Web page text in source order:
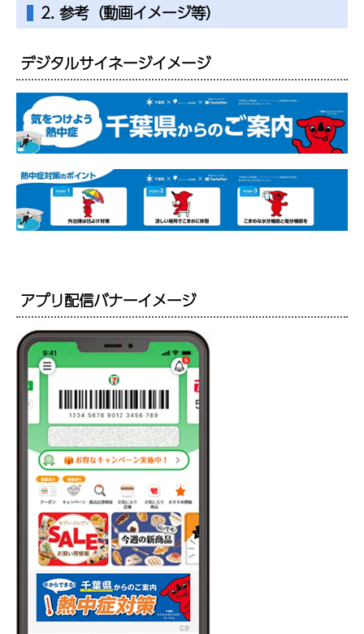
2. 参考（動画イメージ等）
デジタルサイネージイメージ
アプリ配信バナーイメージ